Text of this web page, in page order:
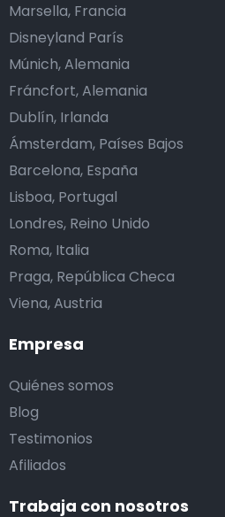
Empresa
Quiénes somos
Blog
Testimonios
Afiliados
Trabaja con nosotros
Marsella, Francia
Disneyland París
Múnich, Alemania
Fráncfort, Alemania
Dublín, Irlanda
Ámsterdam, Países Bajos
Barcelona, España
Lisboa, Portugal
Londres, Reino Unido
Roma, Italia
Praga, República Checa
Viena, Austria